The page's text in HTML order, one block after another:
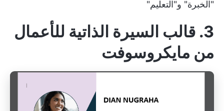
"الخبرة" و"التعليم"
3. قالب السيرة الذاتية للأعمال
من مايكروسوفت